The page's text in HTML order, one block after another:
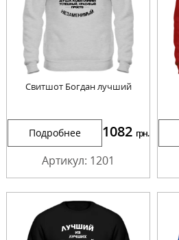
Свитшот Богдан лучший
Подробнее 1082 грн.
Артикул: 1201